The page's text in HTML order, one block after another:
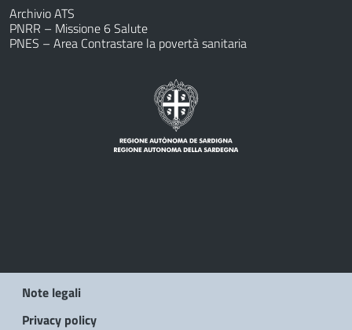
Archivio ATS
PNRR – Missione 6 Salute
PNES – Area Contrastare la povertà sanitaria
Note legali
Privacy policy